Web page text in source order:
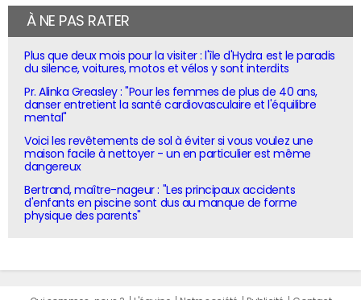
À NE PAS RATER
Plus que deux mois pour la visiter : l'île d'Hydra est le paradis
du silence, voitures, motos et vélos y sont interdits
Pr. Alinka Greasley : "Pour les femmes de plus de 40 ans,
danser entretient la santé cardiovasculaire et l'équilibre
mental"
Voici les revêtements de sol à éviter si vous voulez une
maison facile à nettoyer - un en particulier est même
dangereux
Bertrand, maître-nageur : "Les principaux accidents
d'enfants en piscine sont dus au manque de forme
physique des parents"